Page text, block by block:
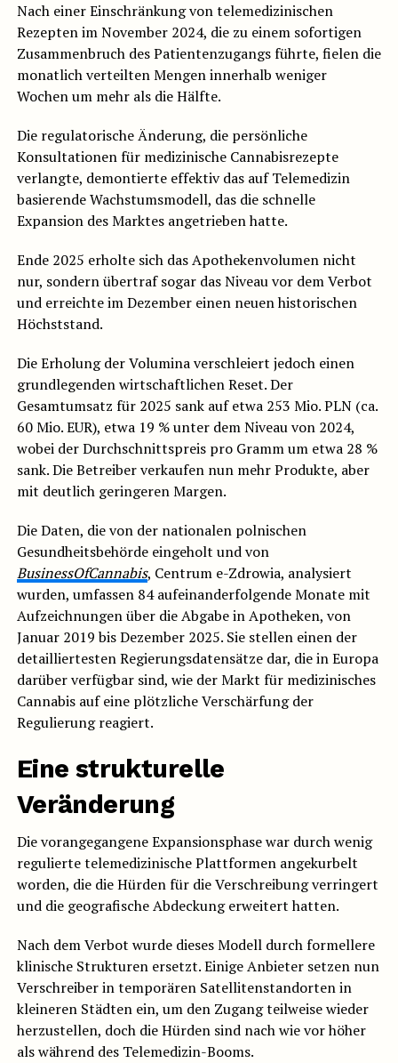
Nach einer Einschränkung von telemedizinischen
Rezepten im November 2024, die zu einem sofortigen
Zusammenbruch des Patientenzugangs führte, fielen die
monatlich verteilten Mengen innerhalb weniger
Wochen um mehr als die Hälfte.
Die regulatorische Änderung, die persönliche
Konsultationen für medizinische Cannabisrezepte
verlangte, demontierte effektiv das auf Telemedizin
basierende Wachstumsmodell, das die schnelle
Expansion des Marktes angetrieben hatte.
Ende 2025 erholte sich das Apothekenvolumen nicht
nur, sondern übertraf sogar das Niveau vor dem Verbot
und erreichte im Dezember einen neuen historischen
Höchststand.
Die Erholung der Volumina verschleiert jedoch einen
grundlegenden wirtschaftlichen Reset. Der
Gesamtumsatz für 2025 sank auf etwa 253 Mio. PLN (ca.
60 Mio. EUR), etwa 19 % unter dem Niveau von 2024,
wobei der Durchschnittspreis pro Gramm um etwa 28 %
sank. Die Betreiber verkaufen nun mehr Produkte, aber
mit deutlich geringeren Margen.
Die Daten, die von der nationalen polnischen
Gesundheitsbehörde eingeholt und von
BusinessOfCannabis, Centrum e-Zdrowia, analysiert
wurden, umfassen 84 aufeinanderfolgende Monate mit
Aufzeichnungen über die Abgabe in Apotheken, von
Januar 2019 bis Dezember 2025. Sie stellen einen der
detailliertesten Regierungsdatensätze dar, die in Europa
darüber verfügbar sind, wie der Markt für medizinisches
Cannabis auf eine plötzliche Verschärfung der
Regulierung reagiert.
Eine strukturelle
Veränderung
Die vorangegangene Expansionsphase war durch wenig
regulierte telemedizinische Plattformen angekurbelt
worden, die die Hürden für die Verschreibung verringert
und die geografische Abdeckung erweitert hatten.
Nach dem Verbot wurde dieses Modell durch formellere
klinische Strukturen ersetzt. Einige Anbieter setzen nun
Verschreiber in temporären Satellitenstandorten in
kleineren Städten ein, um den Zugang teilweise wieder
herzustellen, doch die Hürden sind nach wie vor höher
als während des Telemedizin-Booms.